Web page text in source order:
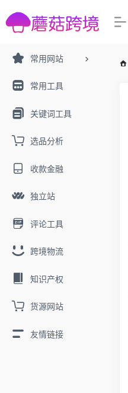
常用网站
常用工具
关键词工具
选品分析
收款金融
独立站
评论工具
跨境物流
知识产权
货源网站
友情链接